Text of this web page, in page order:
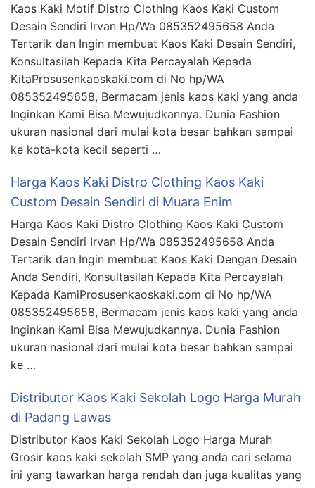
Kaos Kaki Motif Distro Clothing Kaos Kaki Custom
Desain Sendiri Irvan Hp/Wa 085352495658 Anda
Tertarik dan Ingin membuat Kaos Kaki Desain Sendiri,
Konsultasilah Kepada Kita Percayalah Kepada
KitaProsusenkaoskaki.com di No hp/WA
085352495658, Bermacam jenis kaos kaki yang anda
Inginkan Kami Bisa Mewujudkannya. Dunia Fashion
ukuran nasional dari mulai kota besar bahkan sampai
ke kota-kota kecil seperti …
Harga Kaos Kaki Distro Clothing Kaos Kaki
Custom Desain Sendiri di Muara Enim
Harga Kaos Kaki Distro Clothing Kaos Kaki Custom
Desain Sendiri Irvan Hp/Wa 085352495658 Anda
Tertarik dan Ingin membuat Kaos Kaki Dengan Desain
Anda Sendiri, Konsultasilah Kepada Kita Percayalah
Kepada KamiProsusenkaoskaki.com di No hp/WA
085352495658, Bermacam jenis kaos kaki yang anda
Inginkan Kami Bisa Mewujudkannya. Dunia Fashion
ukuran nasional dari mulai kota besar bahkan sampai
ke …
Distributor Kaos Kaki Sekolah Logo Harga Murah
di Padang Lawas
Distributor Kaos Kaki Sekolah Logo Harga Murah
Grosir kaos kaki sekolah SMP yang anda cari selama
ini yang tawarkan harga rendah dan juga kualitas yang